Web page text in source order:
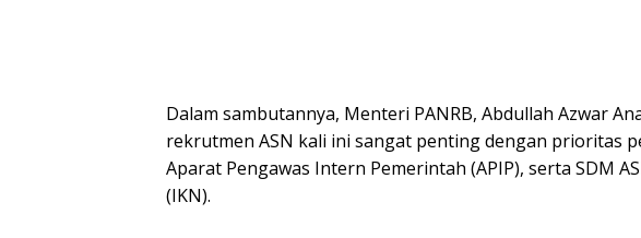
Dalam sambutannya, Menteri PANRB, Abdullah Azwar
rekrutmen ASN kali ini sangat penting dengan prioritas
Aparat Pengawas Intern Pemerintah (APIP), serta SDM
(IKN).